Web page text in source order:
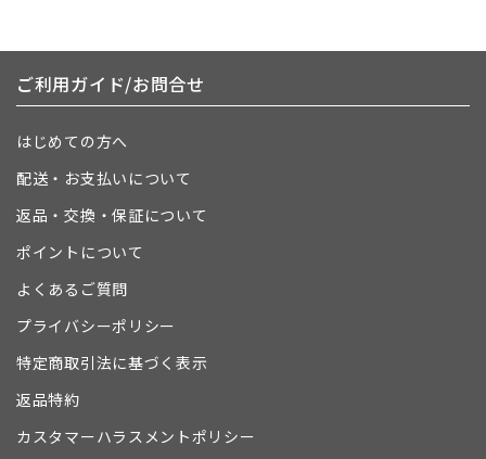
ご利用ガイド/お問合せ
はじめての方へ
配送・お支払いについて
返品・交換・保証について
ポイントについて
よくあるご質問
プライバシーポリシー
特定商取引法に基づく表示
返品特約
カスタマーハラスメントポリシー